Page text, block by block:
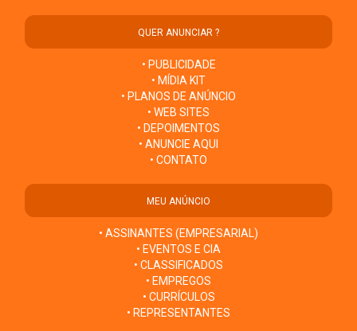
QUER ANUNCIAR ?
• PUBLICIDADE
• MÍDIA KIT
• PLANOS DE ANÚNCIO
• WEB SITES
• DEPOIMENTOS
• ANUNCIE AQUI
• CONTATO
MEU ANÚNCIO
• ASSINANTES (EMPRESARIAL)
• EVENTOS E CIA
• CLASSIFICADOS
• EMPREGOS
• CURRÍCULOS
• REPRESENTANTES